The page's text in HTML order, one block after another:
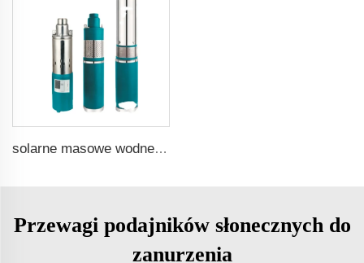
solarne masowe wodne studzienkowe pompy
Przewagi podajników słonecznych do
zanurzenia